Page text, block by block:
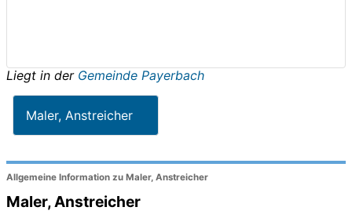
Liegt in der Gemeinde Payerbach
Maler, Anstreicher
Allgemeine Information zu Maler, Anstreicher
Maler, Anstreicher